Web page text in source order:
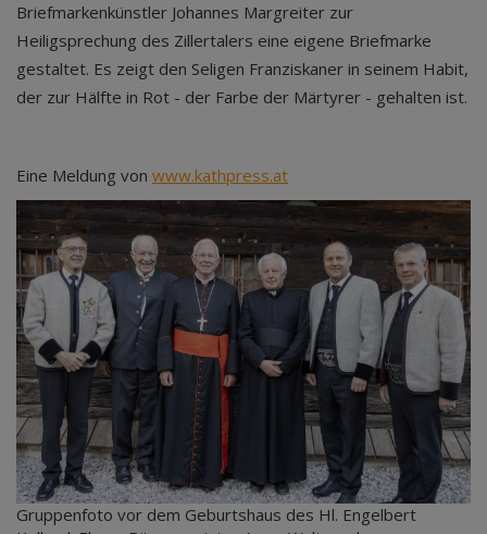
Briefmarkenkünstler Johannes Margreiter zur
Heiligsprechung des Zillertalers eine eigene Briefmarke
gestaltet. Es zeigt den Seligen Franziskaner in seinem Habit,
der zur Hälfte in Rot - der Farbe der Märtyrer - gehalten ist.
Eine Meldung von www.kathpress.at
Gruppenfoto vor dem Geburtshaus des Hl. Engelbert